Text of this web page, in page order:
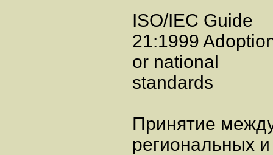
ISO/IEC Guide
21:1999
or national
standards
Принятие
региональных